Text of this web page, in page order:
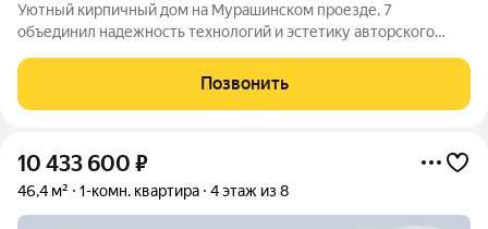
Уютный кирпичный дом на Мурашинском проезде, 7
объединил надежность технологий и эстетику авторского
тех, кто ценит фундаментальное качество строительства,
уединение и тишину. Дом
Позвонить
10 433 600 ₽
46,4 м² 1-комн. квартира 4 этаж из 8